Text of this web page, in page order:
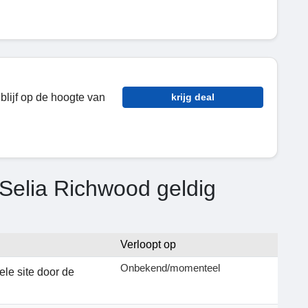
op de hoogte van krijg deal
Richwood geldig
Verloopt op
site door de Onbekend/momenteel